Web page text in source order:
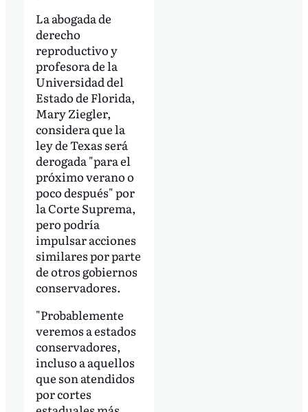
La abogada de
derecho
reproductivo y
profesora de la
Universidad del
Estado de Florida,
Mary Ziegler,
considera que la
ley de Texas será
derogada "para el
próximo verano o
poco después" por
la Corte Suprema,
pero podría
impulsar acciones
similares por parte
de otros gobiernos
conservadores.
"Probablemente
veremos a estados
conservadores,
incluso a aquellos
que son atendidos
por cortes